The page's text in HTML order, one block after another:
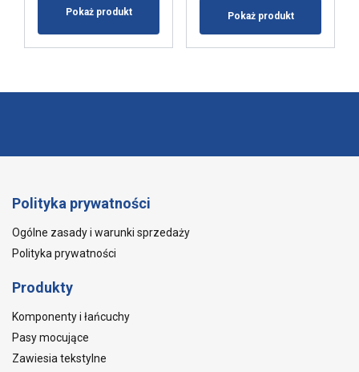
Pokaż produkt Pokaż produkt
Polityka prywatności
Ogólne zasady i warunki sprzedaży
Polityka prywatności
Produkty
Komponenty i łańcuchy
Pasy mocujące
Zawiesia tekstylne